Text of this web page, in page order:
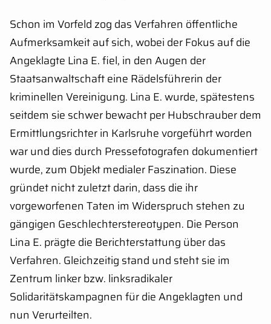
Schon im Vorfeld zog das Verfahren öffentliche
Aufmerksamkeit auf sich, wobei der Fokus auf die
Angeklagte Lina E. fiel, in den Augen der
Staatsanwaltschaft eine Rädelsführerin der
kriminellen Vereinigung. Lina E. wurde, spätestens
seitdem sie schwer bewacht per Hubschrauber dem
Ermittlungsrichter in Karlsruhe vorgeführt worden
war und dies durch Pressefotografen dokumentiert
wurde, zum Objekt medialer Faszination. Diese
gründet nicht zuletzt darin, dass die ihr
vorgeworfenen Taten im Widerspruch stehen zu
gängigen Geschlechterstereotypen. Die Person
Lina E. prägte die Berichterstattung über das
Verfahren. Gleichzeitig stand und steht sie im
Zentrum linker bzw. linksradikaler
Solidaritätskampagnen für die Angeklagten und
nun Verurteilten.